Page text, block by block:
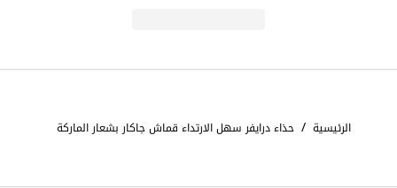
الرئيسية / حذاء درايفر سهل الارتداء قماش جاكار بشعار الماركة